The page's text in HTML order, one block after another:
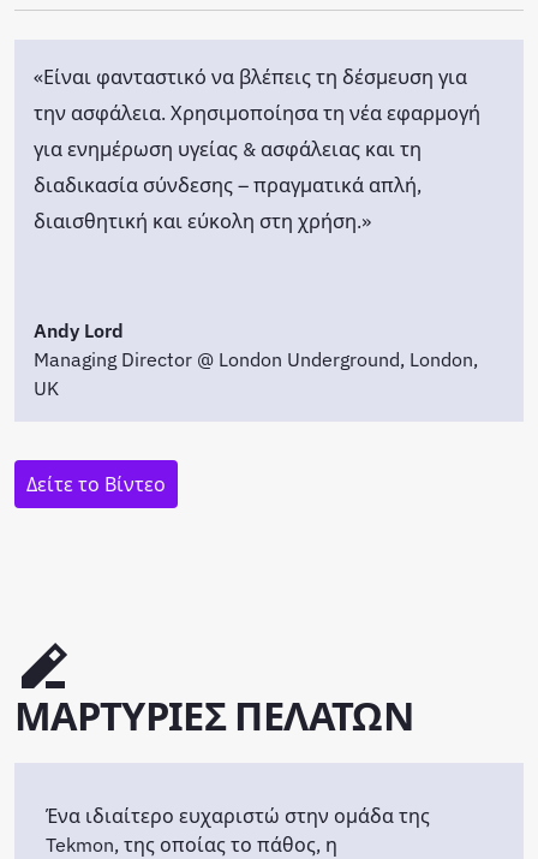
«Είναι φανταστικό να βλέπεις τη δέσμευση για
την ασφάλεια. Χρησιμοποίησα τη νέα εφαρμογή
για ενημέρωση υγείας & ασφάλειας και τη
διαδικασία σύνδεσης – πραγματικά απλή,
διαισθητική και εύκολη στη χρήση.»
Andy Lord
Managing Director @ London Underground, London,
UK
Δείτε το Βίντεο
ΜΑΡΤΥΡΙΕΣ ΠΕΛΑΤΩΝ
Ένα ιδιαίτερο ευχαριστώ στην ομάδα της
Tekmon, της οποίας το πάθος, η